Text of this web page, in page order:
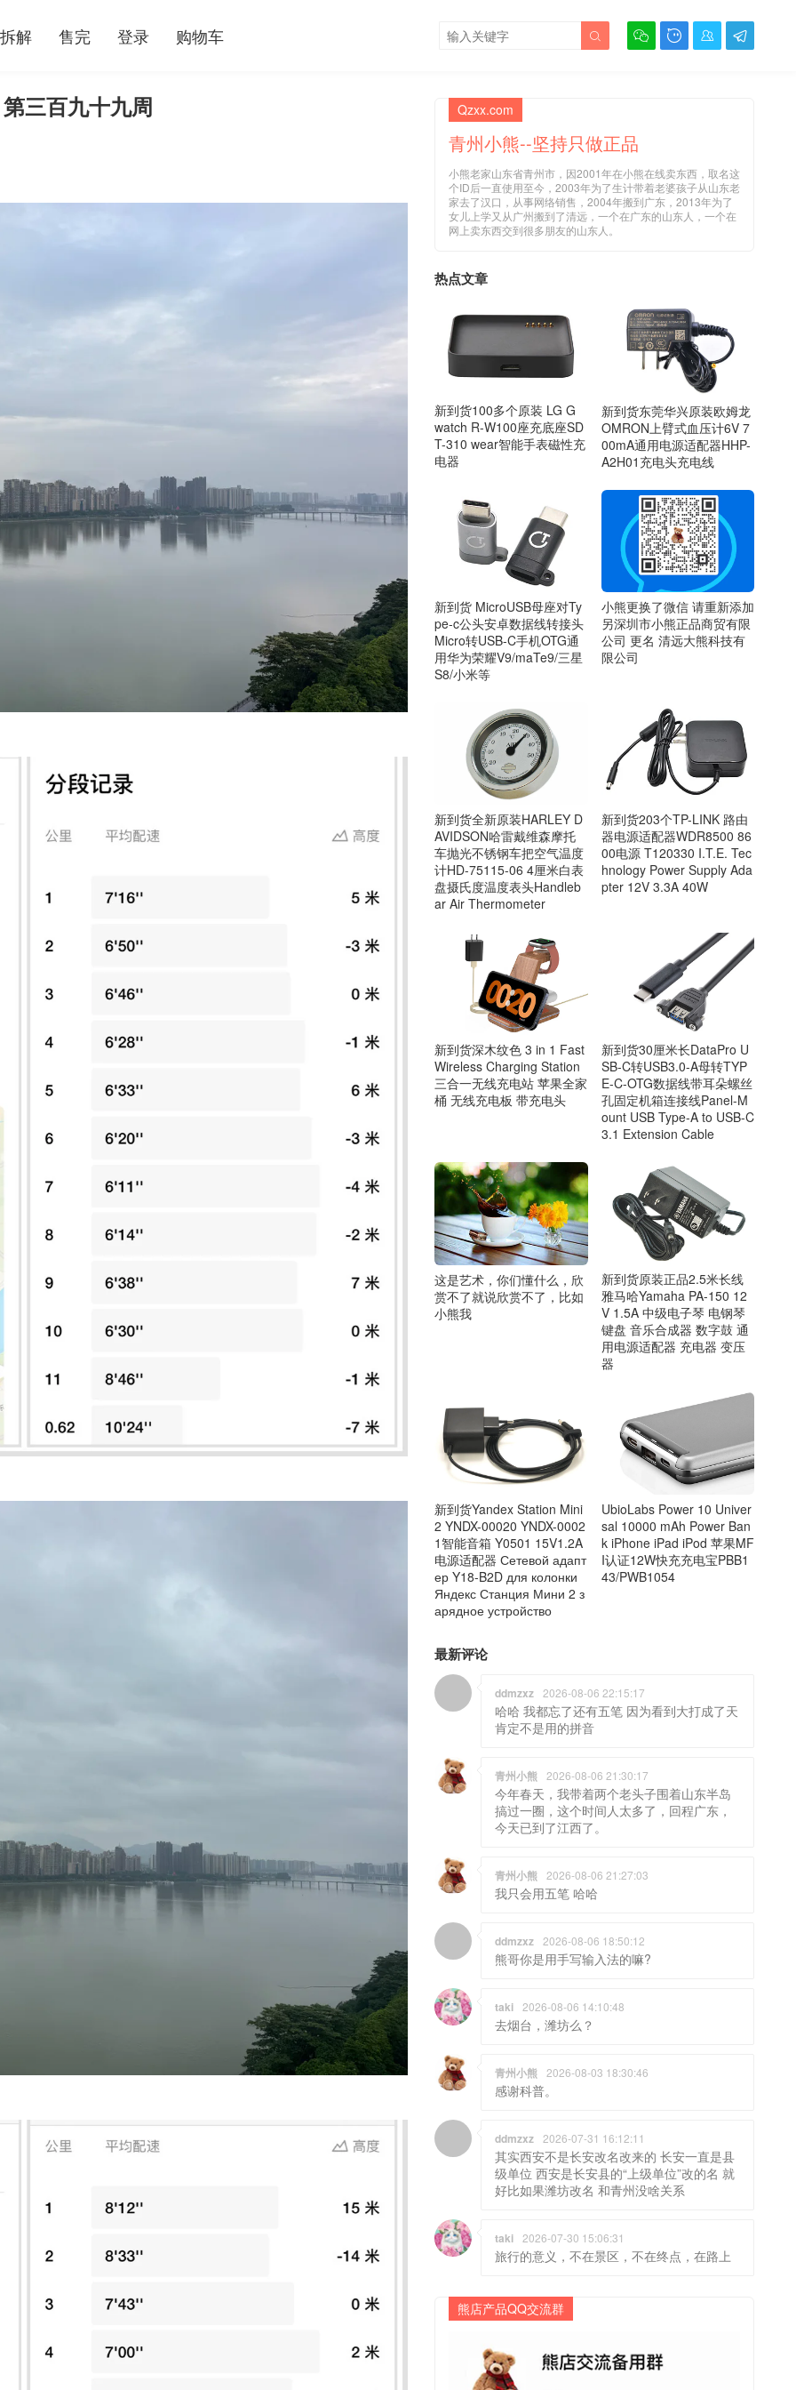
拆解 售完 登录 购物车    

三百九十九周 Qzxx.com
青州小熊--坚持只做正品
小熊老家山东省青州市，因2001年在小熊在线卖东西，取名这
个ID后一直使用至今，2003年为了生计带着老婆孩子从山东老
家去了汉口，从事网络销售，2004年搬到广东，2013年为了
女儿上学又从广州搬到了清远，一个在广东的山东人，一个在
网上卖东西交到很多朋友的山东人。
热点文章
新到货100多个原装 LG G
watch R-W100座充底座SD
T-310 wear智能手表磁性充
电器
新到货东莞华兴原装欧姆龙
OMRON上臂式血压计6V 7
00mA通用电源适配器HHP-
A2H01充电头充电线
新到货 MicroUSB母座对Ty
pe-c公头安卓数据线转接头
Micro转USB-C手机OTG通
用华为荣耀V9/maTe9/三星
S8/小米等
小熊更换了微信 请重新添加
另深圳市小熊正品商贸有限
公司 更名 清远大熊科技有
限公司
新到货全新原装HARLEY D
AVIDSON哈雷戴维森摩托
车抛光不锈钢车把空气温度
计HD-75115-06 4厘米白表
盘摄氏度温度表头Handleb
ar Air Thermometer
新到货203个TP-LINK 路由
器电源适配器WDR8500 86
00电源 T120330 I.T.E. Tec
hnology Power Supply Ada
pter 12V 3.3A 40W
新到货深木纹色 3 in 1 Fast
Wireless Charging Station
三合一无线充电站 苹果全家
桶 无线充电板 带充电头
新到货30厘米长DataPro U
SB-C转USB3.0-A母转TYP
E-C-OTG数据线带耳朵螺丝
孔固定机箱连接线Panel-M
ount USB Type-A to USB-C
3.1 Extension Cable
这是艺术，你们懂什么，欣
赏不了就说欣赏不了，比如
小熊我
新到货原装正品2.5米长线
雅马哈Yamaha PA-150 12
V 1.5A 中级电子琴 电钢琴
键盘 音乐合成器 数字鼓 通
用电源适配器 充电器 变压
器
新到货Yandex Station Mini
2 YNDX-00020 YNDX-0002
1智能音箱 Y0501 15V1.2A
电源适配器 Сетевой адапт
ер Y18-B2D для колонки
Яндекс Станция Мини 2 з
арядное устройство
UbioLabs Power 10 Univer
sal 10000 mAh Power Ban
k iPhone iPad iPod 苹果MF
I认证12W快充充电宝PBB1
43/PWB1054
最新评论
ddmzxz 2026-08-06 22:15:17
哈哈 我都忘了还有五笔 因为看到大打成了天
肯定不是用的拼音
青州小熊 2026-08-06 21:30:17
今年春天，我带着两个老头子围着山东半岛
搞过一圈，这个时间人太多了，回程广东，
今天已到了江西了。
青州小熊 2026-08-06 21:27:03
我只会用五笔 哈哈
ddmzxz 2026-08-06 18:50:12
熊哥你是用手写输入法的嘛?
taki 2026-08-06 14:10:48
去烟台，潍坊么？
青州小熊 2026-08-03 18:30:46
感谢科普。
ddmzxz 2026-07-31 16:12:11
其实西安不是长安改名改来的 长安一直是县
级单位 西安是长安县的“上级单位”改的名 就
好比如果潍坊改名 和青州没啥关系
taki 2026-07-30 15:06:31
旅行的意义，不在景区，不在终点，在路上
熊店产品QQ交流群